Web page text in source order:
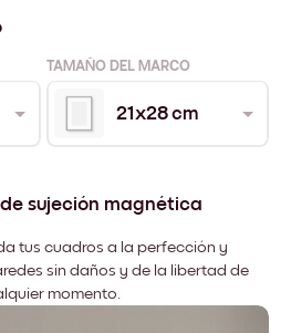
TAMAÑO DEL MARCO
21x28 cm
sujeción magnética
tus cuadros a la perfección y
sin daños y de la libertad de
momento.